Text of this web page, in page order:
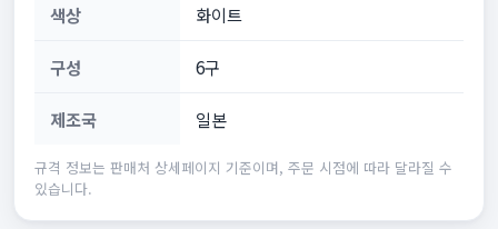
색상 화이트
구성 6구
제조국 일본
규격 정보는 판매처 상세페이지 기준이며, 주문 시점에 따라 달라질 수
있습니다.